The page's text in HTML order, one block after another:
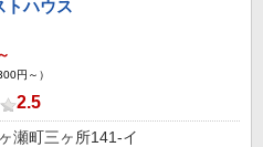
トハウス
円～）
2.5
瀬町三ヶ所141-イ